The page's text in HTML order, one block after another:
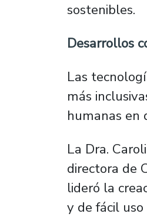
sostenibles.
Desarrollos
Las
más
humanas en
La Dra.
directora de
lideró la
y de fácil